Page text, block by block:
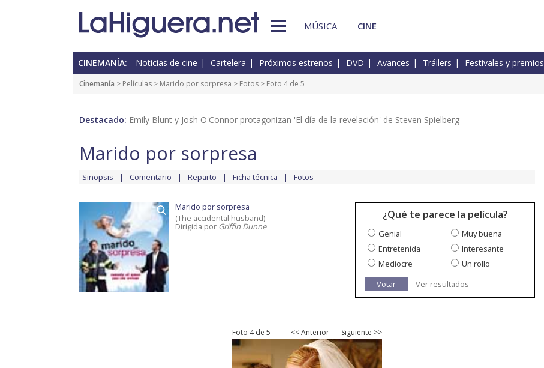
MÚSICA CINE
CINEMANÍA: Noticias de cine Cartelera Próximos estrenos DVD Avances Tráilers Festivales y premios
Cinemanía > Películas > Marido por sorpresa > Fotos > Foto 4 de 5
Destacado: Emily Blunt y Josh O'Connor protagonizan 'El día de la revelación' de Steven Spielberg
Marido por sorpresa
Sinopsis Comentario Reparto Ficha técnica Fotos
Marido por sorpresa
(The accidental husband)
Dirigida por Griffin Dunne
¿Qué te parece la película?
Genial
Muy buena
Entretenida
Interesante
Mediocre
Un rollo
Votar
Ver resultados
Foto 4 de 5 << Anterior Siguiente >>